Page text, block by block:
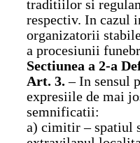
traditiilor si
respectiv. In cazul
organizatorii
a procesiunii
Sectiunea a 2-a
Art. 3. – In sensul
expresiile de mai
semnificatii:
a) cimitir – spatiul